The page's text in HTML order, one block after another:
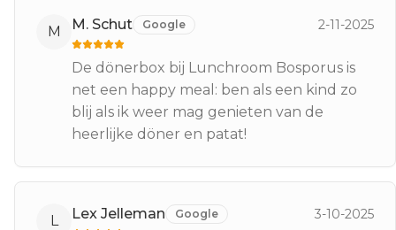
M M. Schut Google 2-11-2025
De dönerbox bij Lunchroom Bosporus is
net een happy meal: ben als een kind zo
blij als ik weer mag genieten van de
heerlijke döner en patat!
L Lex Jelleman Google 3-10-2025